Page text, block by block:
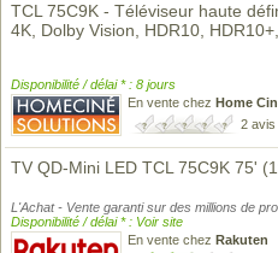
TCL 75C9K - Téléviseur haute
4K, Dolby Vision, HDR10,
Disponibilité / délai * : 8 jours
En vente chez Home
2
TV QD-Mini LED TCL 75C9K 75'
L'Achat - Vente garanti sur des millions de
Disponibilité / délai * : Voir site
En vente chez Rakuten